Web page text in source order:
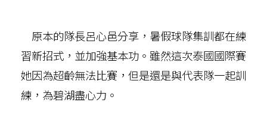
原本的隊長呂心邑分享，暑假球隊集訓都在練
習新招式，並加強基本功。雖然這次泰國國際賽
她因為超齡無法比賽，但是還是與代表隊一起訓
練，為碧湖盡心力。